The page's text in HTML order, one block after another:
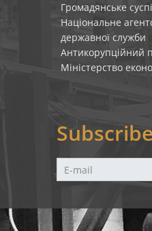
Громадянське
Національне
державної служби
Антикорупційний
Міністерство